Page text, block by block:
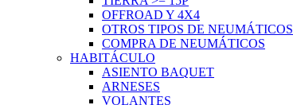
OFFROAD Y 4X4
OTROS TIPOS DE NEUMÁTICOS
COMPRA DE NEUMÁTICOS
HABITÁCULO
ASIENTO BAQUET
ARNESES
VOLANTES